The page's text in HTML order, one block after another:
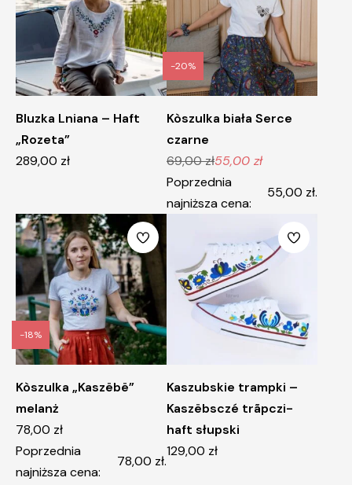
Bluzka Lniana – Haft
„Rozeta”
289,00 zł
-20%
Kòszulka biała Serce
czarne
69,00zł
Pierwotna
cena
wynosiła:
55,00 zł
Aktualna
cena
wynosi:
Poprzednia
najniższa cena:
55,00 zł.
-18%
Kòszulka „Kaszëbë”
melanż
78,00 zł
Poprzednia
najniższa cena:
78,00 zł.
Kaszubskie trampki –
Kaszëbsczé trãpczi-
haft słupski
129,00 zł